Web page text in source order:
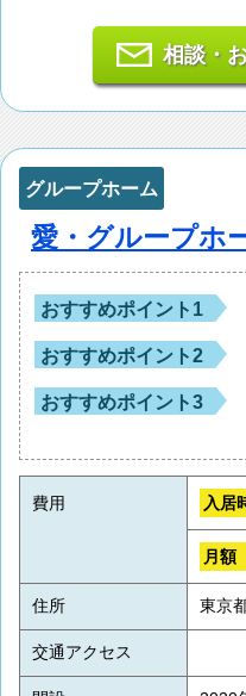
相談・
グループホーム
愛・グループホ
おすすめポイント1
おすすめポイント2
おすすめポイント3
費用 入居
月額
住所 東京
交通アクセス